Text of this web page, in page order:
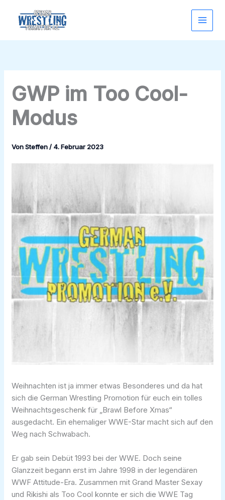
springen
GWP im Too Cool-
Modus
VonSteffen/ 4. Februar 2023
Weihnachten ist ja immer etwas Besonderes und da hat
sich die German Wrestling Promotion für euch ein tolles
Weihnachtsgeschenk für „Brawl Before Xmas“
ausgedacht. Ein ehemaliger WWE-Star macht sich auf den
Weg nach Schwabach.
Er gab sein Debüt 1993 bei der WWE. Doch seine
Glanzzeit begann erst im Jahre 1998 in der legendären
WWF Attitude-Era. Zusammen mit Grand Master Sexay
und Rikishi als Too Cool konnte er sich die WWE Tag